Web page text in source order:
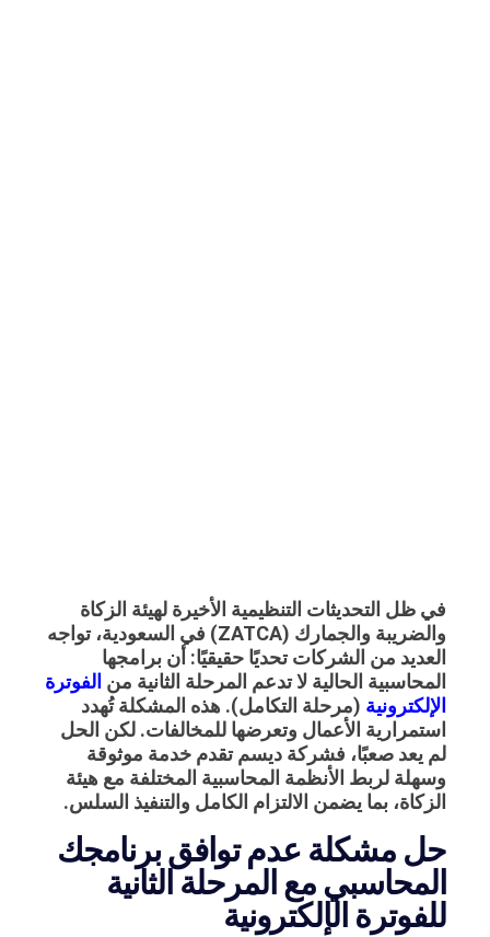
في ظل التحديثات التنظيمية الأخيرة لهيئة الزكاة
والضريبة والجمارك (ZATCA) في السعودية، تواجه
العديد من الشركات تحديًا حقيقيًا: أن برامجها
المحاسبية الحالية لا تدعم المرحلة الثانية من الفوترة
الإلكترونية (مرحلة التكامل). هذه المشكلة تُهدد
استمرارية الأعمال وتعرضها للمخالفات. لكن الحل
لم يعد صعبًا، فشركة ديسم تقدم خدمة موثوقة
وسهلة لربط الأنظمة المحاسبية المختلفة مع هيئة
الزكاة، بما يضمن الالتزام الكامل والتنفيذ السلس.
حل مشكلة عدم توافق برنامجك
المحاسبي مع المرحلة الثانية
للفوترة الإلكترونية